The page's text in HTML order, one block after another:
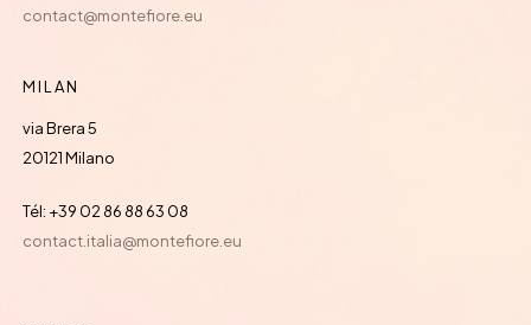
contact@montefiore.eu
MILAN
via Brera 5
20121 Milano
Tél: +39 02 86 88 63 08
contact.italia@montefiore.eu